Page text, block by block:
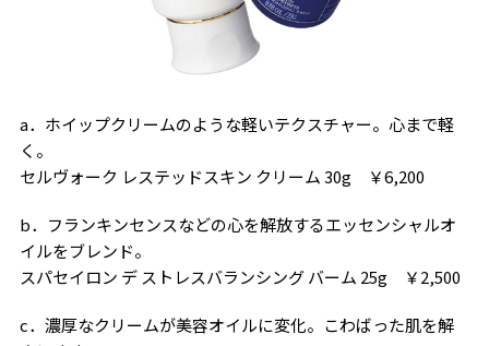
a．ホイップクリームのような軽いテクスチャー。心まで軽
く。
セルヴォーク レステッドスキン クリーム 30g ￥6,200
b．フランキンセンスなどの心を解放するエッセンシャルオ
イルをブレンド。
スパセイロン デ ストレスバランシング バーム 25g ￥2,500
c．濃厚なクリームが美容オイルに変化。こわばった肌を解